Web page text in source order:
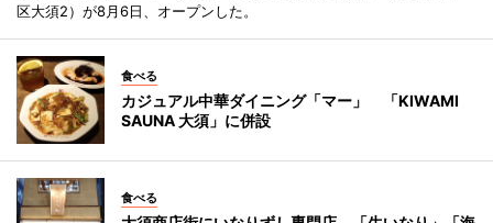
区大須2）が8月6日、オープンした。
食べる
カジュアル中華ダイニング「マー」 「KIWAMI
SAUNA 大須」に併設
食べる